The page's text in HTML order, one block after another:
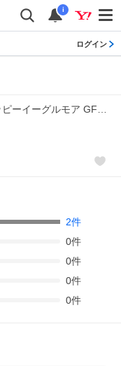
i
ログイン
2件
0件
0件
0件
0件